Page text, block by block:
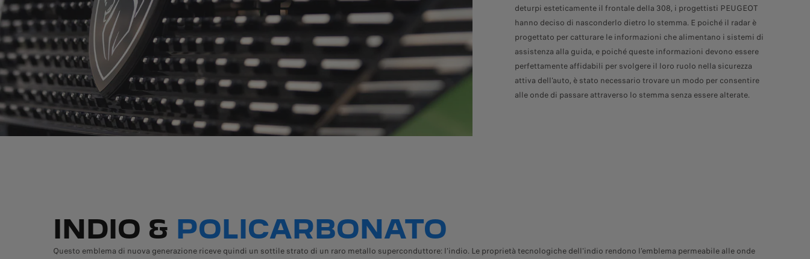
deturpi esteticamente il frontale della 308, i progettisti PEUGEOT
hanno deciso di nasconderlo dietro lo stemma. E poiché il radar è
progettato per catturare le informazioni che alimentano i sistemi di
assistenza alla guida, e poiché queste informazioni devono essere
perfettamente affidabili per svolgere il loro ruolo nella sicurezza
attiva dell'auto, è stato necessario trovare un modo per consentire
alle onde di passare attraverso lo stemma senza essere alterate.
INDIO & POLICARBONATO
Questo emblema di nuova generazione riceve quindi un sottile strato di un raro metallo superconduttore: l'indio. Le proprietà tecnologiche dell'indio rendono l'emblema permeabile alle onde